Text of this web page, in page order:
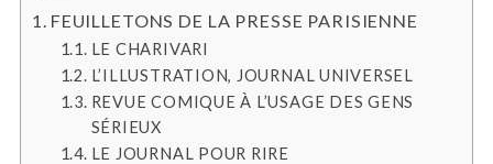
FEUILLETONS DE LA PRESSE PARISIENNE
LE CHARIVARI
L’ILLUSTRATION, JOURNAL UNIVERSEL
REVUE COMIQUE À L’USAGE DES GENS
SÉRIEUX
LE JOURNAL POUR RIRE